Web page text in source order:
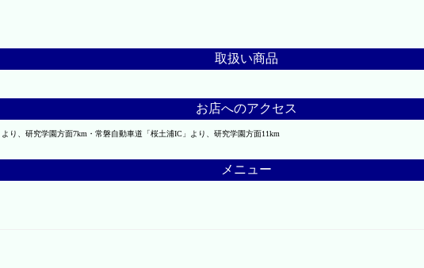
取扱い商品
お店へのアクセス
り、研究学園方面7km・常磐自動車道「桜土浦IC」より、研究学園方面11km
メニュー